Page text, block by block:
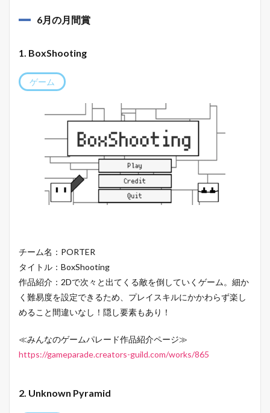
6月の月間賞
1. BoxShooting
ゲーム
チーム名：PORTER
タイトル：BoxShooting
作品紹介：2Dで次々と出てくる敵を倒していくゲーム。細か
く難易度を設定できるため、プレイスキルにかかわらず楽し
めること間違いなし！隠し要素もあり！
≪みんなのゲームパレード作品紹介ページ≫
https://gameparade.creators-guild.com/works/865
2. Unknown Pyramid